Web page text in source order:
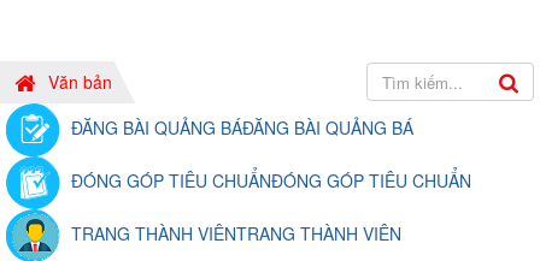
Văn bản
ĐĂNG BÀI QUẢNG BÁĐĂNG BÀI QUẢNG BÁ
ĐÓNG GÓP TIÊU CHUẨNĐÓNG GÓP TIÊU CHUẨN
TRANG THÀNH VIÊNTRANG THÀNH VIÊN